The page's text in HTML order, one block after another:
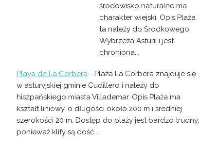
środowisko naturalne ma
charakter wiejski. Opis Plaża
ta należy do Środkowego
Wybrzeża Asturii i jest
chroniona...
Playa de La Corbera - Plaża La Corbera znajduje się
w asturyjskiej gminie Cudillero i należy do
hiszpańskiego miasta Villademar. Opis Plaża ma
kształt liniowy, o długości około 200 m i średniej
szerokości 20 m. Dostęp do plaży jest bardzo trudny,
ponieważ klify są dość...